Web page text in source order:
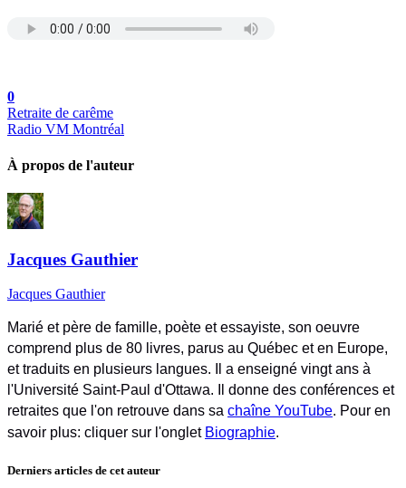
0
Retraite de carême
Radio VM Montréal
À propos de l'auteur
Jacques Gauthier
Jacques Gauthier
Marié et père de famille, poète et essayiste, son oeuvre
comprend plus de 80 livres, parus au Québec et en Europe,
et traduits en plusieurs langues. Il a enseigné vingt ans à
l'Université Saint-Paul d'Ottawa. Il donne des conférences et
retraites que l'on retrouve dans sa chaîne YouTube. Pour en
savoir plus: cliquer sur l'onglet Biographie.
Derniers articles de cet auteur